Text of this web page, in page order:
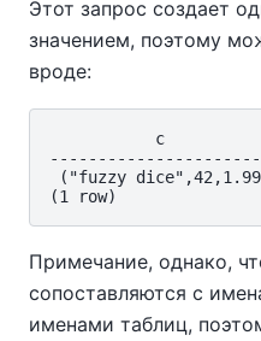
Этот запрос создает
значением, поэтому
вроде:
           c
("fuzzy
Примечание, однако,
сопоставляются с
именами таблиц,